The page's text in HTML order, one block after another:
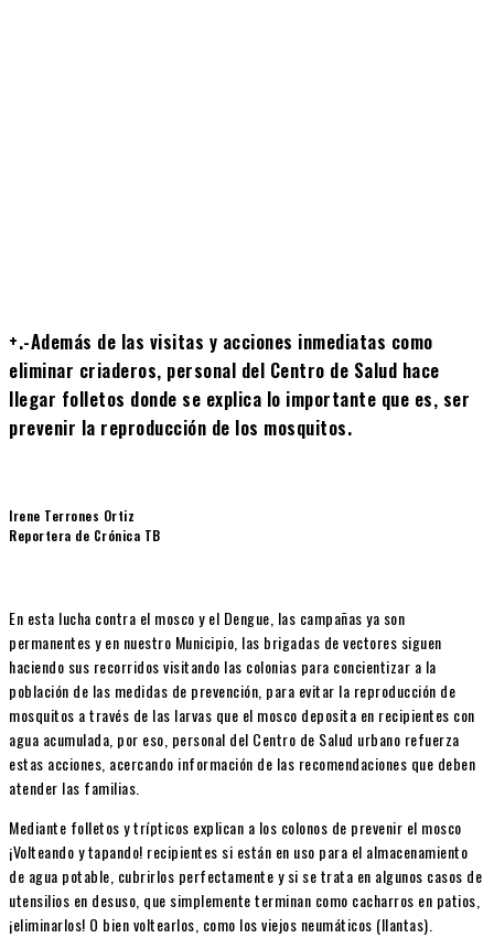
+.-Además de las visitas y acciones inmediatas como
eliminar criaderos, personal del Centro de Salud hace
llegar folletos donde se explica lo importante que es, ser
prevenir la reproducción de los mosquitos.
Irene Terrones Ortiz
Reportera de Crónica TB
En esta lucha contra el mosco y el Dengue, las campañas ya son
permanentes y en nuestro Municipio, las brigadas de vectores siguen
haciendo sus recorridos visitando las colonias para concientizar a la
población de las medidas de prevención, para evitar la reproducción de
mosquitos a través de las larvas que el mosco deposita en recipientes con
agua acumulada, por eso, personal del Centro de Salud urbano refuerza
estas acciones, acercando información de las recomendaciones que deben
atender las familias.
Mediante folletos y trípticos explican a los colonos de prevenir el mosco
¡Volteando y tapando! recipientes si están en uso para el almacenamiento
de agua potable, cubrirlos perfectamente y si se trata en algunos casos de
utensilios en desuso, que simplemente terminan como cacharros en patios,
¡eliminarlos! O bien voltearlos, como los viejos neumáticos (llantas).